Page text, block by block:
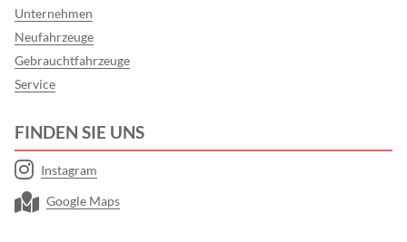
Unternehmen
Neufahrzeuge
Gebrauchtfahrzeuge
Service
FINDEN SIE UNS
Instagram
Google Maps